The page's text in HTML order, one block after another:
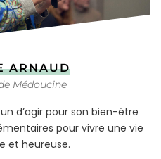
ARNAUD
Médoucine
d’agir pour son bien-être
pour vivre une vie
et heureuse.